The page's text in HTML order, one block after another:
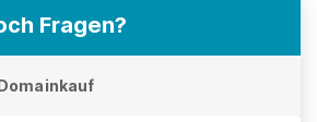
Fragen?